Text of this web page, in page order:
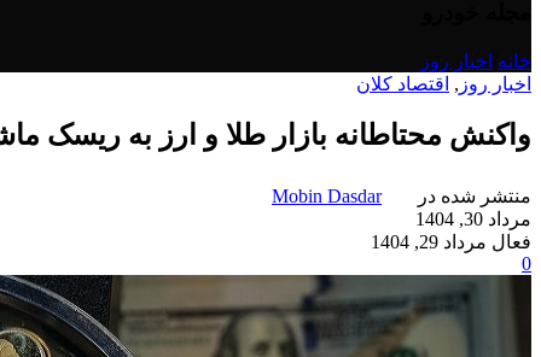
خانه اخبار روز
اخبار روز , اقتصاد کلان
واکنش محتاطانه بازار طلا و ارز به ریسک
منتشر شده در
Mobin Dasdar
مرداد 30, 1404
فعال مرداد 29, 1404
0